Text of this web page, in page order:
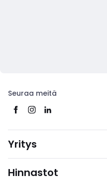
Seuraa meitä
Yritys
Hinnastot